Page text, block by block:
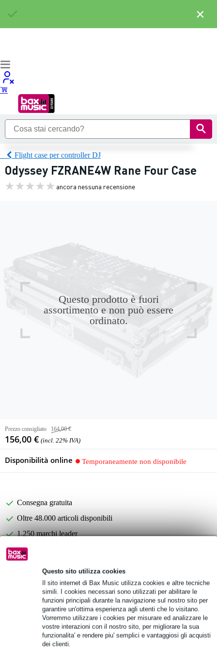
Questo sito utilizza cookies
Il sito internet di Bax Music utilizza cookies e altre tecniche
simili. I cookies necessari sono utilizzati per abilitare le
funzioni principali durante la navigazione sul nostro sito per
garantire un'ottima esperienza agli utenti che lo visitano.
Vorremmo utilizzare i cookies per misurare ed analizzare le
vostre interazioni con il nostro sito, per migliorare la sua
funzionalita' e rendere piu' semplici e vantaggiosi gli acquisti
dei clienti.
Flight case per controller DJ
Odyssey FZRANE4W Rane Four Case
ancora nessuna recensione
Questo prodotto è fuori
assortimento e non può essere
ordinato.
Prezzo consigliato 164,00 €
156,00 € (incl. 22% IVA)
Disponibilità online Temporaneamente non disponibile
Consegna gratuita
Oltre 48.000 articoli disponibili
1.250 marchi leader
Informazioni sul prodotto
Specifiche complete
Vedi anche (4)
×